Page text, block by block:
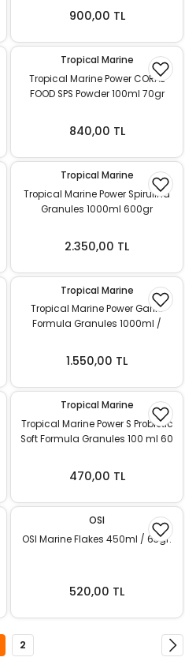
900,00 TL
Tropical Marine
Tropical Marine Power CORAL
FOOD SPS Powder 100ml 70gr
840,00 TL
Tropical Marine
Tropical Marine Power Spirulina
Granules 1000ml 600gr
2.350,00 TL
Tropical Marine
Tropical Marine Power Garlic
Formula Granules 1000ml /
1.550,00 TL
Tropical Marine
Tropical Marine Power S Probiotic
Soft Formula Granules 100 ml 60
470,00 TL
OSI
OSI Marine Flakes 450ml / 63gr.
520,00 TL
2